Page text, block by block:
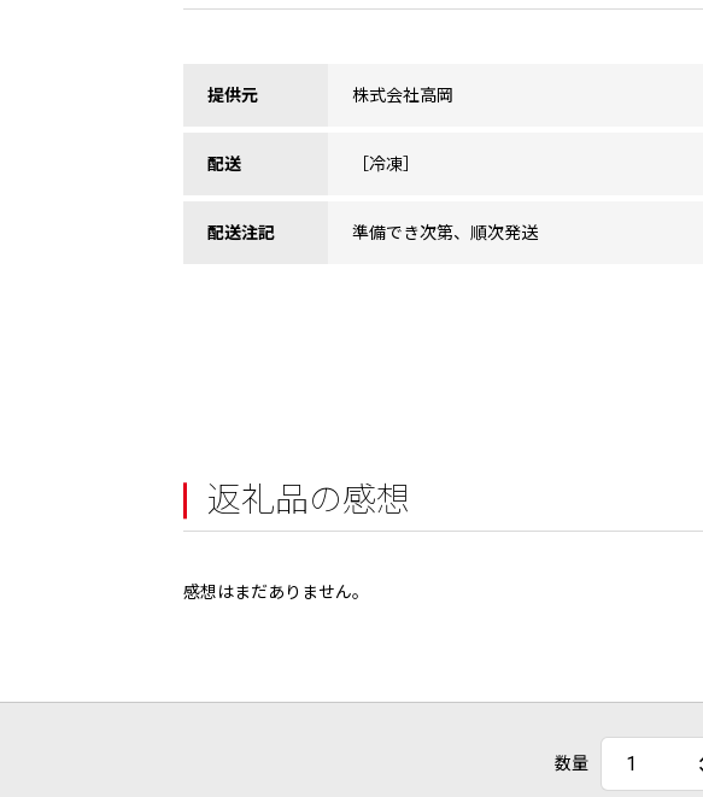
提供元 株式会社高岡
配送 ［冷凍］
配送注記 準備でき次第、順次発送
返礼品の感想
感想はまだありません。
数量